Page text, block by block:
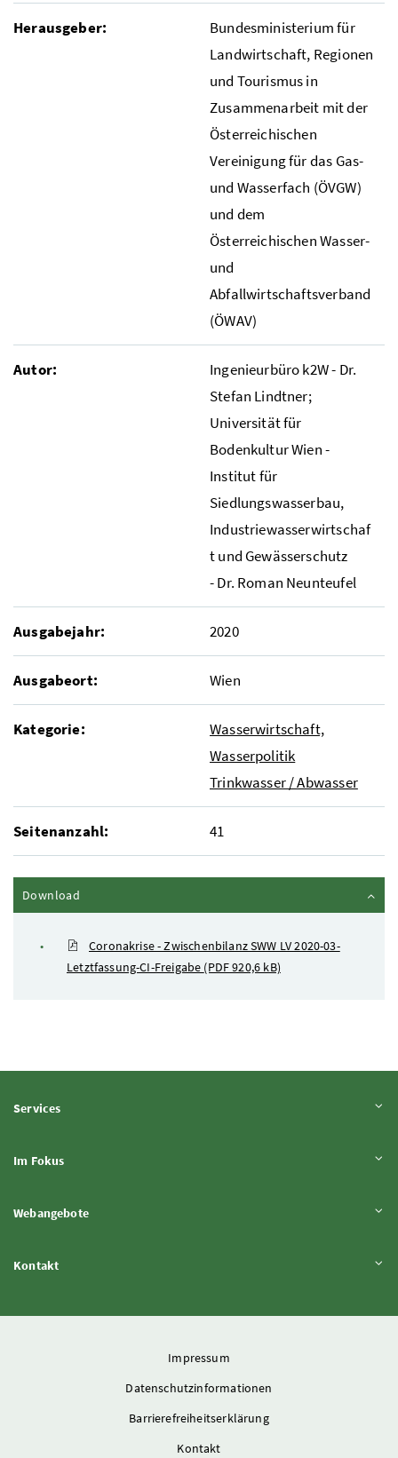
Herausgeber:
Bundesministerium für
Landwirtschaft, Regionen
und Tourismus in
Zusammenarbeit mit der
Österreichischen
Vereinigung für das Gas-
und Wasserfach (ÖVGW)
und dem
Österreichischen Wasser-
und
Abfallwirtschaftsverband
(ÖWAV)
Autor: Ingenieurbüro k2W - Dr.
Stefan Lindtner;
Universität für
Bodenkultur Wien -
Institut für
Siedlungswasserbau,
Industriewasserwirtschaf
t und Gewässerschutz
-Dr. Roman Neunteufel
Ausgabejahr: 2020
Ausgabeort: Wien
Kategorie:
Wasserwirtschaft,
Wasserpolitik
Trinkwasser / Abwasser
Seitenanzahl: 41
Download
Coronakrise - Zwischenbilanz SWW LV 2020-03-
Letztfassung-CI-Freigabe (PDF 920,6 kB)
ServicesInhalt aufklappen
Im FokusInhalt aufklappen
WebangeboteInhalt aufklappen
KontaktInhalt aufklappen
Impressum
Datenschutzinformationen
Barrierefreiheitserklärung
Kontakt